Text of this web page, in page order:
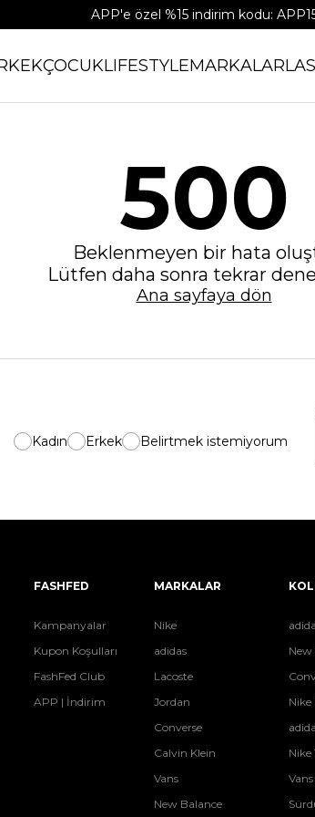
APP'e özel %15 indirim kodu:
ÇOCUKLIFESTYLEMARKALAR
500
Beklenmeyen bir hata
Lütfen daha sonra tekrar
Ana sayfaya dön
Kadın Erkek Belirtmek istemiyorum
FASHFED
Kampanyalar
Kupon Koşulları
FashFed Club
APP | İndirim
MARKALAR
Nike
adidas
Lacoste
Jordan
Converse
Calvin Klein
Vans
New Balance
New
Nike